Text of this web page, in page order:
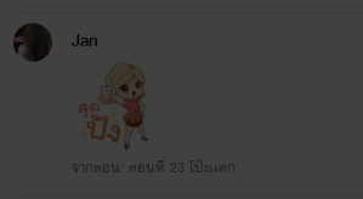
Jan
จากตอน: ตอนที่ 23 โป๊ะเเตก